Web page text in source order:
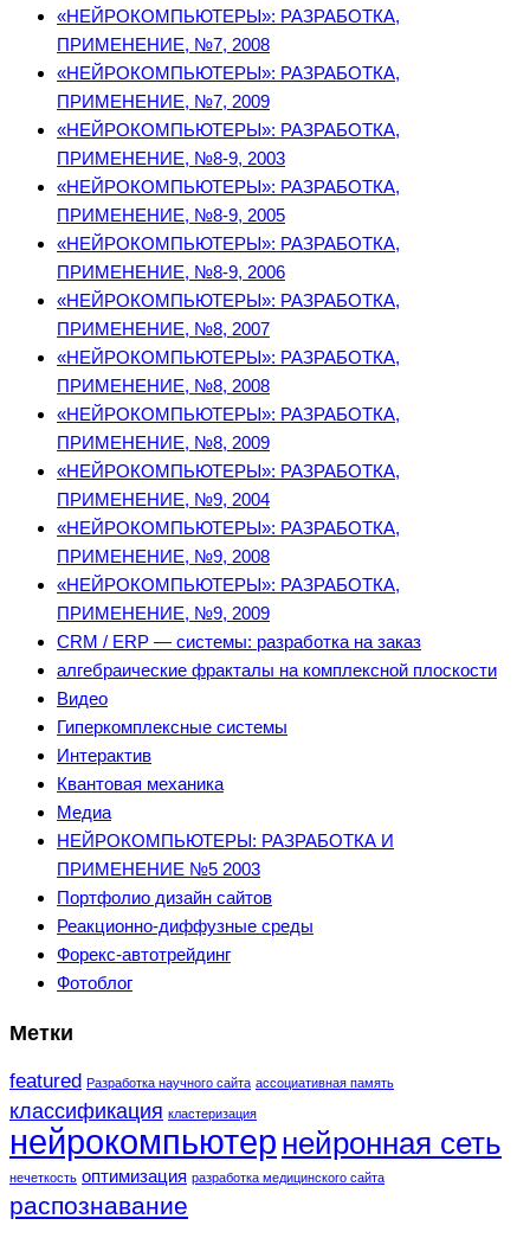
«НЕЙРОКОМПЬЮТЕРЫ»: РАЗРАБОТКА,
ПРИМЕНЕНИЕ, №7, 2008
«НЕЙРОКОМПЬЮТЕРЫ»: РАЗРАБОТКА,
ПРИМЕНЕНИЕ, №7, 2009
«НЕЙРОКОМПЬЮТЕРЫ»: РАЗРАБОТКА,
ПРИМЕНЕНИЕ, №8-9, 2003
«НЕЙРОКОМПЬЮТЕРЫ»: РАЗРАБОТКА,
ПРИМЕНЕНИЕ, №8-9, 2005
«НЕЙРОКОМПЬЮТЕРЫ»: РАЗРАБОТКА,
ПРИМЕНЕНИЕ, №8-9, 2006
«НЕЙРОКОМПЬЮТЕРЫ»: РАЗРАБОТКА,
ПРИМЕНЕНИЕ, №8, 2007
«НЕЙРОКОМПЬЮТЕРЫ»: РАЗРАБОТКА,
ПРИМЕНЕНИЕ, №8, 2008
«НЕЙРОКОМПЬЮТЕРЫ»: РАЗРАБОТКА,
ПРИМЕНЕНИЕ, №8, 2009
«НЕЙРОКОМПЬЮТЕРЫ»: РАЗРАБОТКА,
ПРИМЕНЕНИЕ, №9, 2004
«НЕЙРОКОМПЬЮТЕРЫ»: РАЗРАБОТКА,
ПРИМЕНЕНИЕ, №9, 2008
«НЕЙРОКОМПЬЮТЕРЫ»: РАЗРАБОТКА,
ПРИМЕНЕНИЕ, №9, 2009
CRM / ERP — системы: разработка на заказ
алгебраические фракталы на комплексной плоскости
Видео
Гиперкомплексные системы
Интерактив
Квантовая механика
Медиа
НЕЙРОКОМПЬЮТЕРЫ: РАЗРАБОТКА И
ПРИМЕНЕНИЕ №5 2003
Портфолио дизайн сайтов
Реакционно-диффузные среды
Форекс-автотрейдинг
Фотоблог
Метки
featured Разработка научного сайта ассоциативная память
классификация кластеризация
нейрокомпьютер нейронная сеть
нечеткость оптимизация разработка медицинского сайта
распознавание